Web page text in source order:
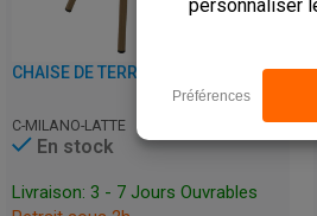
CHAISE DE TERRASSE - MILANO - ALUMINIUM
C-MILANO-LATTE
En stock
Livraison: 3 - 7 Jours Ouvrables